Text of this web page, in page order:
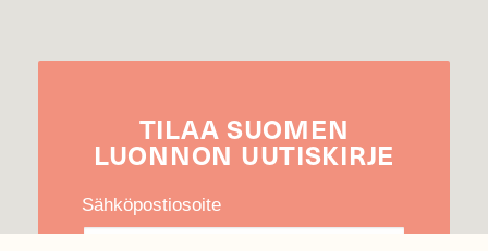
TILAA SUOMEN
LUONNON UUTIS­KIRJE
Sähköpostiosoite